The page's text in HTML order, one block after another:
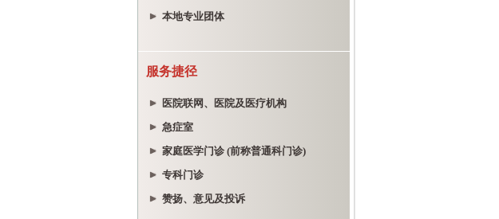
本地专业团体
服务捷径
医院联网、医院及医疗机构
急症室
家庭医学门诊 (前称普通科门诊)
专科门诊
赞扬、意见及投诉